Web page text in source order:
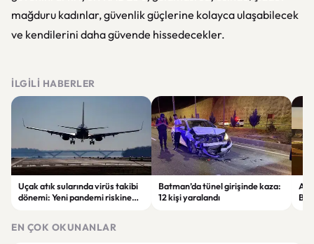
mağduru kadınlar, güvenlik güçlerine kolayca ulaşabilecek
ve kendilerini daha güvende hissedecekler.
İLGILI HABERLER
Uçak atık sularında virüs takibi
dönemi: Yeni pandemi riskine
Batman’da tünel girişinde kaza:
12 kişi yaralandı
EN ÇOK OKUNANLAR